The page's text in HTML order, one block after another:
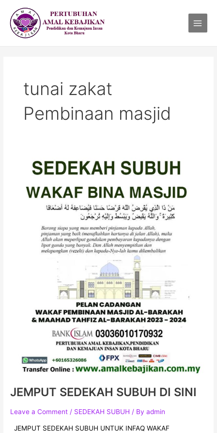
content
Menu
tunai zakat
Pembinaan masjid
JEMPUT SEDEKAH SUBUH DI SINI
Leave a Comment / SEDEKAH SUBUH / Byadmin
JEMPUT SEDEKAH SUBUH UNTUK INFAQ WAKAF
JEMPUT
SEDEKAH